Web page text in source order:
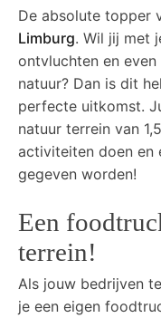
De absolute topper
Limburg. Wil jij met
ontvluchten en
natuur? Dan is dit
perfecte uitkomst.
natuur terrein van
activiteiten doen en
gegeven worden!
Een
terrein!
Als jouw bedrijven
je een eigen